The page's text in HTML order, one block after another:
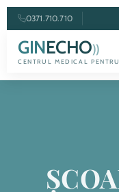
0371.710.710
GINECHO))
CENTRUL MEDICAL